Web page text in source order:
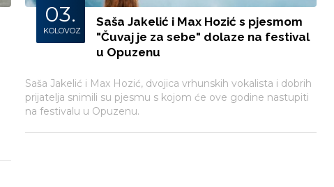
03.
KOLOVOZ
Saša Jakelić i Max Hozić s pjesmom
"Čuvaj je za sebe" dolaze na festival
u Opuzenu
Saša Jakelić i Max Hozić, dvojica vrhunskih vokalista i dobrih
prijatelja snimili su pjesmu s kojom će ove godine nastupiti
na festivalu u Opuzenu.